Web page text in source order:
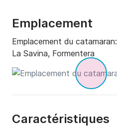
Emplacement
Emplacement du catamaran:
La Savina, Formentera
Caractéristiques